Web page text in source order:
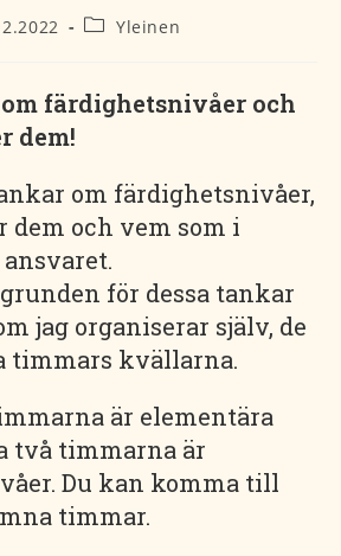
Artikkelin
Yleinen
färdighetsnivåer och
dem!
om färdighetsnivåer,
dem och vem som i
för dessa tankar
jag organiserar själv, de
timmars kvällarna.
är elementära
två timmarna är
Du kan komma till
timmar.